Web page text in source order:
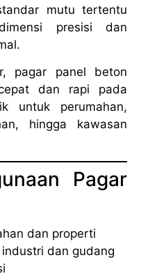
mutu tertentu
presisi dan
pagar panel beton
dan rapi pada
untuk perumahan,
hingga kawasan
Pagar
dan properti
dan gudang